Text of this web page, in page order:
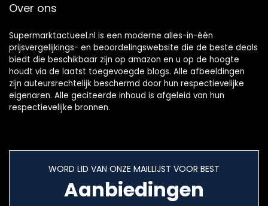
Over ons
Supermarktactueel.nl is een moderne alles-in-één
prijsvergelijkings- en beoordelingswebsite die de beste deals
biedt die beschikbaar zijn op amazon en u op de hoogte
houdt via de laatst toegevoegde blogs. Alle afbeeldingen
zijn auteursrechtelijk beschermd door hun respectievelijke
eigenaren. Alle geciteerde inhoud is afgeleid van hun
respectievelijke bronnen.
WORD LID VAN ONZE MAILLIJST VOOR BEST
Aanbiedingen